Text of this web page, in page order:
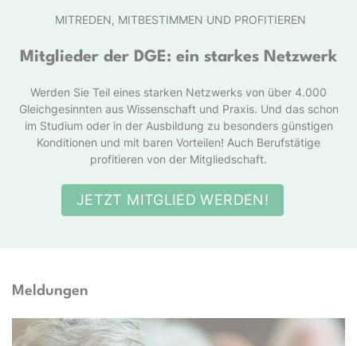
MITREDEN, MITBESTIMMEN UND PROFITIEREN
Mitglieder der DGE: ein starkes Netzwerk
Werden Sie Teil eines starken Netzwerks von über 4.000
Gleichgesinnten aus Wissenschaft und Praxis. Und das schon
im Studium oder in der Ausbildung zu besonders günstigen
Konditionen und mit baren Vorteilen! Auch Berufstätige
profitieren von der Mitgliedschaft.
JETZT MITGLIED WERDEN!
Meldungen